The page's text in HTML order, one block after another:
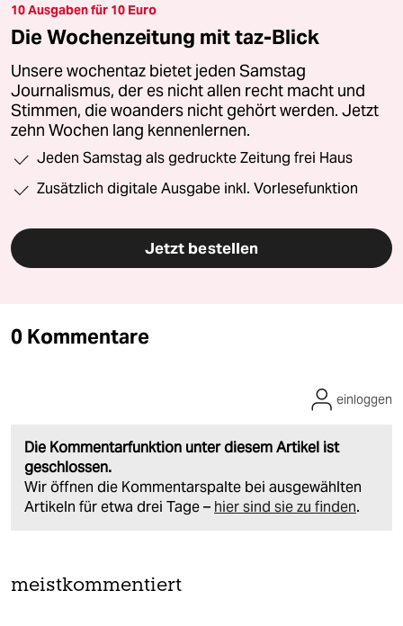
10 Ausgaben für 10 Euro
Die Wochenzeitung mit taz-Blick
Unsere wochentaz bietet jeden Samstag
Journalismus, der es nicht allen recht macht und
Stimmen, die woanders nicht gehört werden. Jetzt
zehn Wochen lang kennenlernen.
Jeden Samstag als gedruckte Zeitung frei Haus
Zusätzlich digitale Ausgabe inkl. Vorlesefunktion
Jetzt bestellen
0 Kommentare
Die Kommentarfunktion unter diesem Artikel ist
geschlossen.
Wir öffnen die Kommentarspalte bei ausgewählten
Artikeln für etwa drei Tage – hier sind sie zu finden.
einloggen
meistkommentiert